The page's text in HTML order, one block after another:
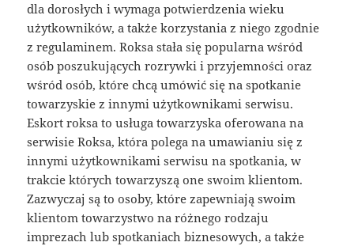
dla dorosłych i wymaga potwierdzenia wieku
użytkowników, a także korzystania z niego zgodnie
z regulaminem. Roksa stała się popularna wśród
osób poszukujących rozrywki i przyjemności oraz
wśród osób, które chcą umówić się na spotkanie
towarzyskie z innymi użytkownikami serwisu.
Eskort roksa to usługa towarzyska oferowana na
serwisie Roksa, która polega na umawianiu się z
innymi użytkownikami serwisu na spotkania, w
trakcie których towarzyszą one swoim klientom.
Zazwyczaj są to osoby, które zapewniają swoim
klientom towarzystwo na różnego rodzaju
imprezach lub spotkaniach biznesowych, a także